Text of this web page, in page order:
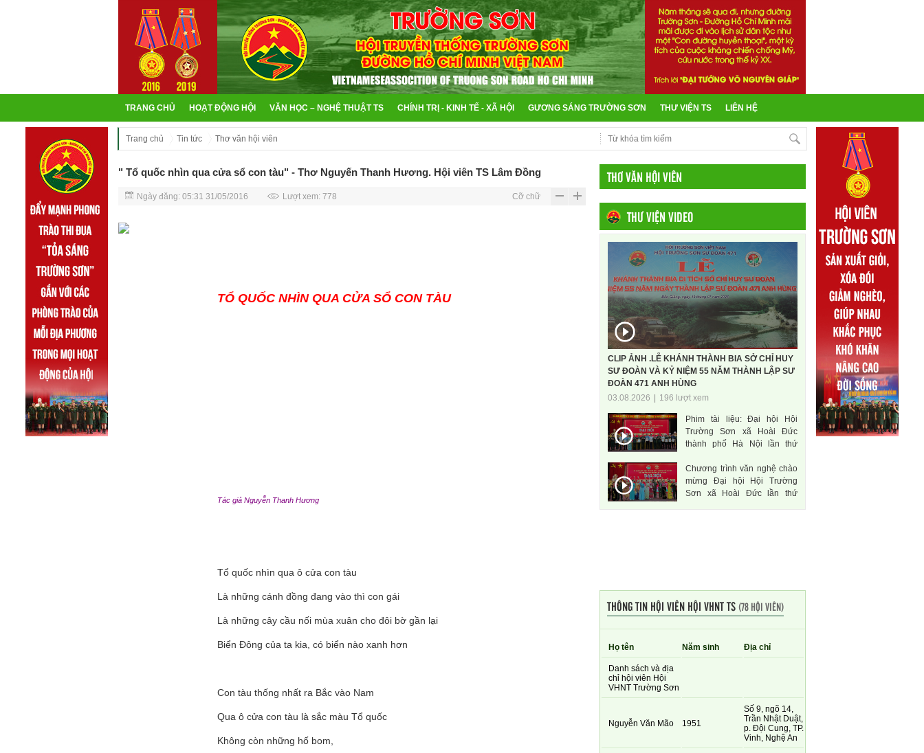
TRANG CHỦ HOẠT ĐỘNG HỘI VĂN HỌC – NGHỆ THUẬT TS CHÍNH TRỊ - KINH TẾ - XÃ HỘI GƯƠNG SÁNG TRƯỜNG SƠN THƯ VIỆN TS LIÊN HỆ
Trang chủ Tin tức Thơ văn hội viên
" Tổ quốc nhìn qua cửa sổ con tàu" - Thơ Nguyến Thanh Hương. Hội viên TS Lâm Đồng
Ngày đăng: 05:31 31/05/2016 Lượt xem: 778 Cỡ chữ
TỔ QUỐC NHÌN QUA CỬA SỔ CON TÀU
Tác giả Nguyễn Thanh Hương
Tổ quốc nhìn qua ô cửa con tàu
Là những cánh đồng đang vào thì con gái
Là những cây cầu nối mùa xuân cho đôi bờ gần lại
Biển Đông của ta kia, có biển nào xanh hơn
Con tàu thống nhất ra Bắc vào Nam
Qua ô cửa con tàu là sắc màu Tổ quốc
Không còn những hố bom,
THƠ VĂN HỘI VIÊN
THƯ VIỆN VIDEO
CLIP ẢNH .LỄ KHÁNH THÀNH BIA SỞ CHỈ HUY
SƯ ĐOÀN VÀ KỶ NIỆM 55 NĂM THÀNH LẬP SƯ
ĐOÀN 471 ANH HÙNG
03.08.2026
196 lượt xem
Phim tài liệu: Đại hội Hội
Trường Sơn xã Hoài Đức
thành phố Hà Nội lần thứ
Chương trình văn nghệ chào
mừng Đại hội Hội Trường
Sơn xã Hoài Đức lần thứ
THÔNG TIN HỘI VIÊN HỘI VHNT TS(78 HỘI VIÊN)
Họ tên Năm sinh Địa chỉ
Danh sách và địa
chỉ hội viên Hội
VHNT Trường Sơn
Nguyễn Văn Mão 1951
Số 9, ngõ 14,
Trần Nhật Duật,
p. Đội Cung, TP.
Vinh, Nghệ An